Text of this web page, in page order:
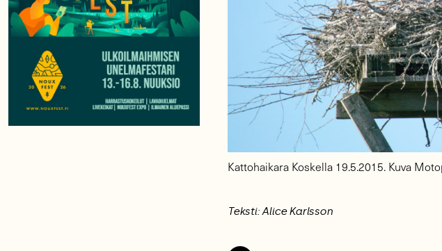
Kattohaikara Koskella 19.5.2015. Kuva
Teksti: Alice Karlsson